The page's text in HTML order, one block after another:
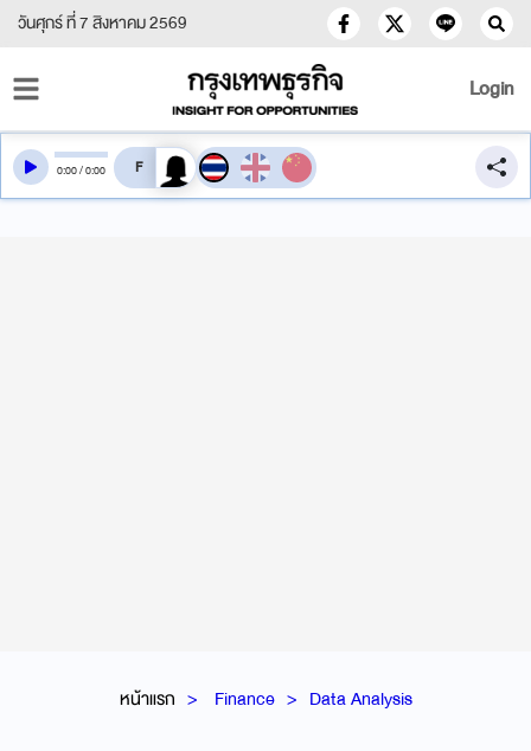
วันศุกร์ ที่ 7 สิงหาคม 2569
Login
หน้าแรก Finance Data Analysis
0:00/0:00 สลับเสียงอ่าน